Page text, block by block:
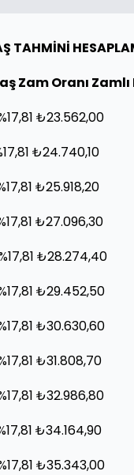
TAHMİNİ
Zam Oranı
₺23.562,00
₺24.740,10
₺25.918,20
₺27.096,30
₺28.274,40
₺29.452,50
₺30.630,60
₺31.808,70
₺32.986,80
₺34.164,90
₺35.343,00